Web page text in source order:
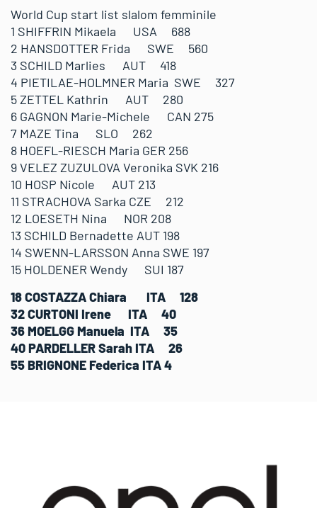
World Cup start list slalom femminile
1 SHIFFRIN Mikaela USA 688
2 HANSDOTTER Frida SWE 560
3 SCHILD Marlies AUT 418
4 PIETILAE-HOLMNER Maria SWE 327
5 ZETTEL Kathrin AUT 280
6 GAGNON Marie-Michele CAN 275
7 MAZE Tina SLO 262
8 HOEFL-RIESCH Maria GER 256
9 VELEZ ZUZULOVA Veronika SVK 216
10 HOSP Nicole AUT 213
11 STRACHOVA Sarka CZE 212
12 LOESETH Nina NOR 208
13 SCHILD Bernadette AUT 198
14 SWENN-LARSSON Anna SWE 197
15 HOLDENER Wendy SUI 187
18 COSTAZZA Chiara ITA 128
32 CURTONI Irene ITA 40
36 MOELGG Manuela ITA 35
40 PARDELLER Sarah ITA 26
55 BRIGNONE Federica ITA 4